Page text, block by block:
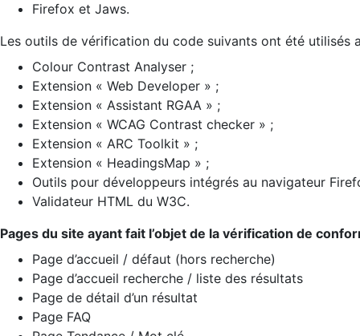
Firefox et Jaws.
Les outils de vérification du code suivants ont été utilisés
Colour Contrast Analyser ;
Extension « Web Developer » ;
Extension « Assistant RGAA » ;
Extension « WCAG Contrast checker » ;
Extension « ARC Toolkit » ;
Extension « HeadingsMap » ;
Outils pour développeurs intégrés au navigateur
Validateur HTML du W3C.
Pages du site ayant fait l’objet de la vérification de
Page d’accueil / défaut (hors recherche)
Page d’accueil recherche / liste des résultats
Page de détail d’un résultat
Page FAQ